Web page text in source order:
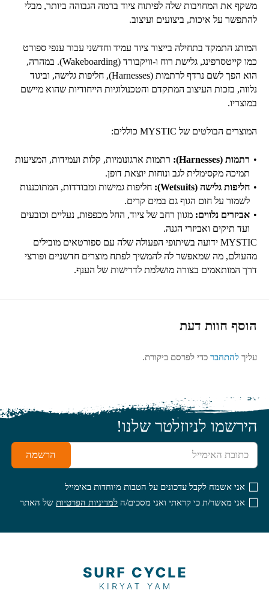
משקף את המחויבות שלה לפיתוח ציוד ברמה הגבוהה ביותר, מבלי
להתפשר על איכות, ביצועים ועיצוב.
המותג התמקד בתחילה בייצור ציוד עמיד וחדשני עבור ענפי ספורט
כמו קייטסרפינג, גלישת רוח ו-וויקבורד (Wakeboarding). במהרה,
הוא הפך לשם נרדף לרתמות (Harnesses), חליפות גלישה, וביגוד
נלווה, בזכות העיצוב המתקדם והטכנולוגיות הייחודיות שהוא מיישם
במוצריו.
המוצרים הבולטים של MYSTIC כוללים:
רתמות (Harnesses):
רתמות ארגונומיות, קלות ועמידות, המציעות
תמיכה מקסימלית לגב ונוחות יוצאת דופן.
חליפות גלישה (Wetsuits):
חליפות גמישות ומבודדות, המתוכננות
לשמור על חום הגוף גם במים קרים.
אביזרים נלווים: מגוון רחב של ציוד, החל מכפפות, נעליים וכובעים
ועד תיקים ואביזרי הגנה.
MYSTIC ידועה בשיתופי הפעולה שלה עם ספורטאים מובילים
מהעולם, מה שמאפשר לה להמשיך לפתח מוצרים חדשניים ופורצי
דרך המותאמים בצורה מושלמת לדרישות של הענף.
הוסף חוות דעת
עליך להתחברכדי לפרסם ביקורת.
הירשמו לניוזלטר שלנו!
כתובת האימייל
הרשמה
אני אשמח לקבל עדכונים על הטבות מיוחדות באימייל
אני מאשר/ת כי קראתי ואני מסכים/ה למדיניות הפרטיותשל האתר